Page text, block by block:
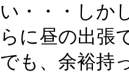
い・・・しか
らに昼の出張
でも、余裕持